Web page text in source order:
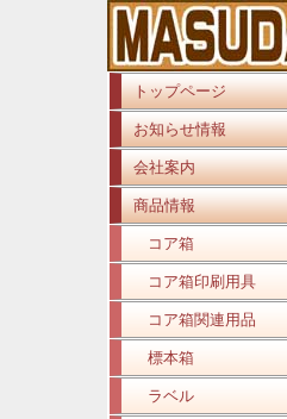
トップページ
お知らせ情報
会社案内
商品情報
コア箱
コア箱印刷用具
コア箱関連用品
標本箱
ラベル